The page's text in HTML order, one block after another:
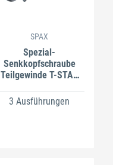
SPAX
Spezial-
Senkkopfschraube
Teilgewinde T-STAR
3 Ausführungen